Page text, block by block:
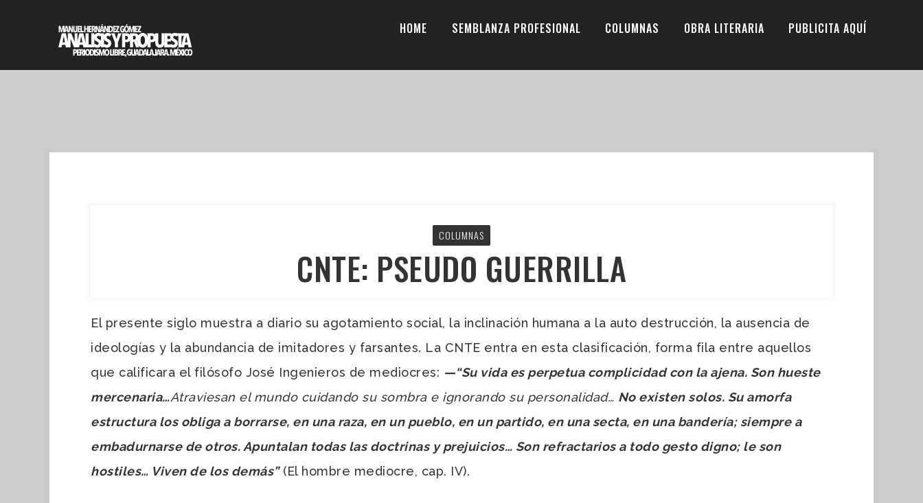
HOME SEMBLANZA PROFESIONAL COLUMNAS OBRA LITERARIA PUBLICITA AQUÍ
COLUMNAS
CNTE: PSEUDO GUERRILLA
El presente siglo muestra a diario su agotamiento social, la inclinación humana a la auto destrucción, la ausencia de
ideologías y la abundancia de imitadores y farsantes. La CNTE entra en esta clasificación, forma fila entre aquellos
que calificara el filósofo José Ingenieros de mediocres: —“Su vida es perpetua complicidad con la ajena. Son hueste
mercenaria…Atraviesan el mundo cuidando su sombra e ignorando su personalidad… No existen solos. Su amorfa
estructura los obliga a borrarse, en una raza, en un pueblo, en un partido, en una secta, en una bandería; siempre a
embadurnarse de otros. Apuntalan todas las doctrinas y prejuicios… Son refractarios a todo gesto digno; le son
hostiles… Viven de los demás”(El hombre mediocre, cap. IV).